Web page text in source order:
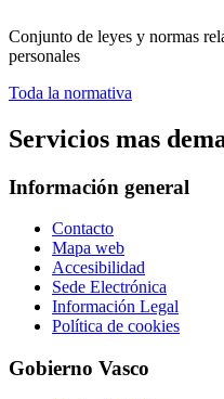
Conjunto de leyes y normas
personales
Toda la normativa
Servicios mas
Información general
Contacto
Mapa web
Accesibilidad
Sede Electrónica
Información Legal
Política de cookies
Gobierno Vasco